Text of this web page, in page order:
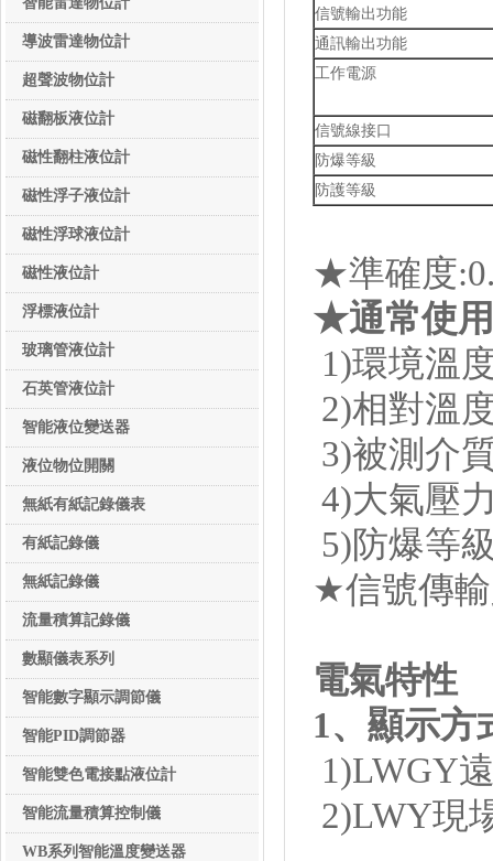
導波雷達物位計
超聲波物位計
磁翻板液位計
磁性翻柱液位計
磁性浮子液位計
磁性浮球液位計
磁性液位計
浮標液位計
玻璃管液位計
石英管液位計
智能液位變送器
液位物位開關
無紙有紙記錄儀表
無紙有紙記錄儀表
有紙記錄儀
無紙記錄儀
流量積算記錄儀
數顯儀表系列
數顯儀表系列
智能數字顯示調節儀
智能PID調節器
智能雙色電接點液位計
智能流量積算控制儀
WB系列智能溫度變送器
信號輸出功能
通訊輸出功能
工作電源
信號線接口
防爆等級
防護等級
★準確度
★通常使
1)環境溫
2)相對溫
3)被測介
4)大氣壓
5)防爆等
★信號傳輸
電氣特性
1、顯示方
1)LWGY
2)LWY現